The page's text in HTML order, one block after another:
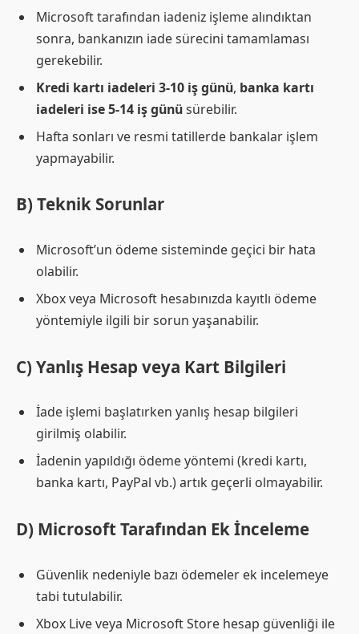
Microsoft tarafından iadeniz işleme alındıktan
sonra, bankanızın iade sürecini tamamlaması
gerekebilir.
Kredi kartı iadeleri 3-10 iş günü, banka kartı
iadeleri ise 5-14 iş günüsürebilir.
Hafta sonları ve resmi tatillerde bankalar işlem
yapmayabilir.
B) Teknik Sorunlar
Microsoft’un ödeme sisteminde geçici bir hata
olabilir.
Xbox veya Microsoft hesabınızda kayıtlı ödeme
yöntemiyle ilgili bir sorun yaşanabilir.
C) Yanlış Hesap veya Kart Bilgileri
İade işlemi başlatırken yanlış hesap bilgileri
girilmiş olabilir.
İadenin yapıldığı ödeme yöntemi (kredi kartı,
banka kartı, PayPal vb.) artık geçerli olmayabilir.
D) Microsoft Tarafından Ek İnceleme
Güvenlik nedeniyle bazı ödemeler ek incelemeye
tabi tutulabilir.
Xbox Live veya Microsoft Store hesap güvenliği ile